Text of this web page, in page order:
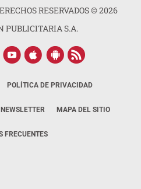
RESERVADOS ©2026
PUBLICITARIA S.A.
POLÍTICA DE PRIVACIDAD
NEWSLETTER MAPA DEL SITIO
FRECUENTES